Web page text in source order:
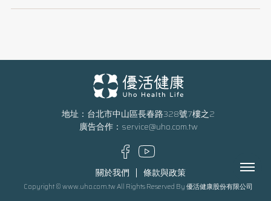
地址：台北市中山區長春路328號7樓之2
廣告合作： service@uho.com.tw
關於我們 條款與政策
Copyright © www.uho.com.tw All Rights Reserved By 優活健康股份有限公司
Menu